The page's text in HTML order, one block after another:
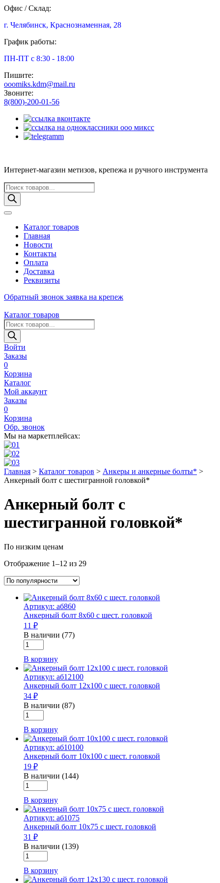
Офис / Склад:
г. Челябинск, Краснознаменная, 28
График работы:
ПН-ПТ с 8:30 - 18:00
Пишите:
ooomiks.kdm@mail.ru
Звоните:
8(800)-200-01-56
Интернет-магазин метизов, крепежа и ручного инструмента
Поиск
товаров
Каталог товаров
Главная
Новости
Контакты
Оплата
Доставка
Реквизиты
Обратный звонок заявка на крепеж
Каталог товаров
Поиск
товаров
Войти
Заказы
0
Корзина
Каталог
Мой аккаунт
Заказы
0
Корзина
Обр. звонок
Мы на маркетплейсах:
Главная > Каталог товаров > Анкеры и анкерные болты* >
Анкерный болт с шестигранной головкой*
Анкерный болт с
шестигранной головкой*
По низким ценам
Отображение 1–12 из 29
Артикул: аб860
Анкерный болт 8х60 с шест. головкой
11 ₽
В наличии (77)
Количество
товара
Анкерный
болт
8х60
с
шест.
головкой
В корзину
Артикул: аб12100
Анкерный болт 12х100 с шест. головкой
34 ₽
В наличии (87)
Количество
товара
Анкерный
болт
12х100
с
шест.
головкой
В корзину
Артикул: аб10100
Анкерный болт 10х100 с шест. головкой
19 ₽
В наличии (144)
Количество
товара
Анкерный
болт
10х100
с
шест.
головкой
В корзину
Артикул: аб1075
Анкерный болт 10х75 с шест. головкой
31 ₽
В наличии (139)
Количество
товара
Анкерный
болт
В корзину